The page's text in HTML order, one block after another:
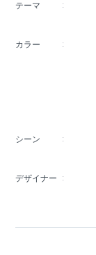
テーマ
カラー
シーン
デザイナー